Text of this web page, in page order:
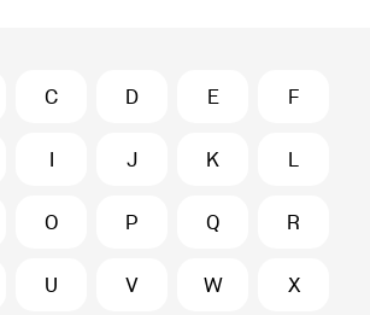
C D E F
I J K L
O P Q R
U V W X